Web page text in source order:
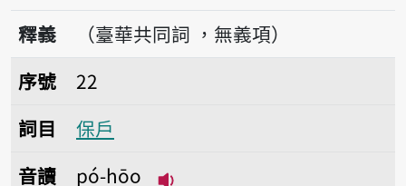
播放音讀khui-hōo
釋義
（臺華共同詞 ，無義項）
序號22保戶
序號
22
詞目
保戶
音讀
pó-hōo